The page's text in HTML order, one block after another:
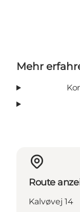
Mehr
Route
Kalvøvej 14